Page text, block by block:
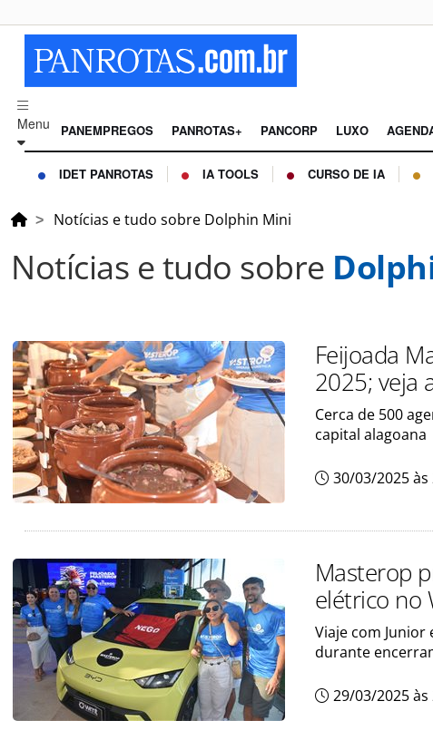
Menu PANEMPREGOS PANROTAS+ PANCORP LUXO
IDET PANROTAS IA TOOLS CURSO DE IA
Notícias e tudo sobre Dolphin Mini
Notícias e tudo sobre
Feijoada
2025; veja
Cerca de 500
capital alagoana
30/03/2025 às
Masterop
elétrico no
Viaje com Junior
durante
29/03/2025 às